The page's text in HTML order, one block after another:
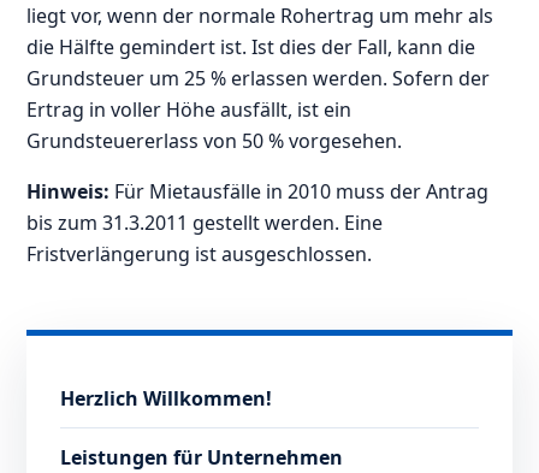
liegt vor, wenn der normale Rohertrag um mehr als
die Hälfte gemindert ist. Ist dies der Fall, kann die
Grundsteuer um 25 % erlassen werden. Sofern der
Ertrag in voller Höhe ausfällt, ist ein
Grundsteuererlass von 50 % vorgesehen.
Hinweis: Für Mietausfälle in 2010 muss der Antrag
bis zum 31.3.2011 gestellt werden. Eine
Fristverlängerung ist ausgeschlossen.
Herzlich Willkommen!
Leistungen für Unternehmen